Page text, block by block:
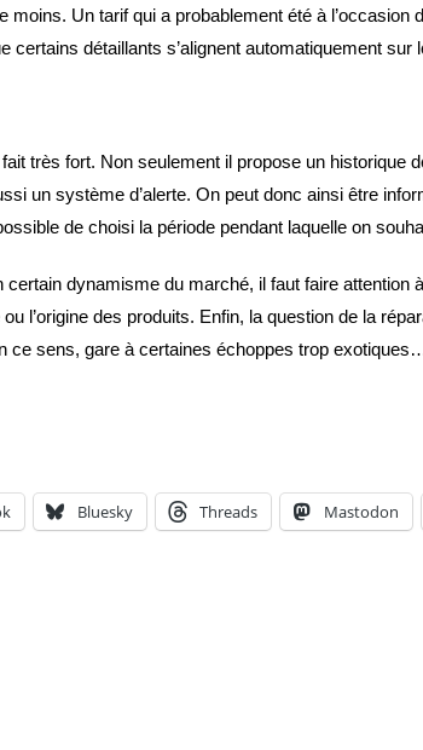
Un tarif qui a probablement été à l’occasion
certains détaillants s’alignent automatiquement
très fort. Non seulement il propose un historique
un système d’alerte. On peut donc ainsi être
de choisi la période pendant laquelle on
dynamisme du marché, il faut faire attention
l’origine des produits. Enfin, la question de la
ce sens, gare à certaines échoppes trop
Bluesky Threads Mastodon